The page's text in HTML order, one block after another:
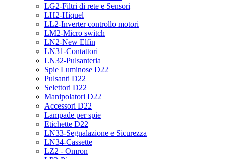
LG2-Filtri di rete e Sensori
LH2-Hiquel
LL2-Inverter controllo motori
LM2-Micro switch
LN2-New Elfin
LN31-Contattori
LN32-Pulsanteria
Spie Luminose D22
Pulsanti D22
Selettori D22
Manipolatori D22
Accessori D22
Lampade per spie
Etichette D22
LN33-Segnalazione e Sicurezza
LN34-Cassette
LZ2 - Omron